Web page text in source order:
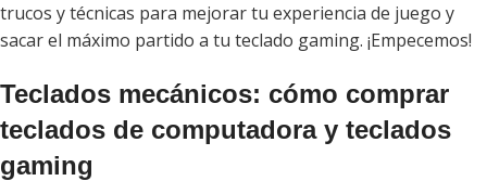
trucos y técnicas para mejorar tu experiencia de juego y
sacar el máximo partido a tu teclado gaming. ¡Empecemos!
Teclados mecánicos: cómo comprar
teclados de computadora y teclados
gaming